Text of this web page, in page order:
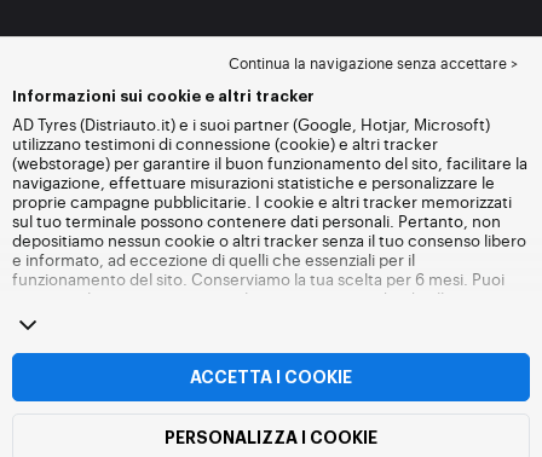
Continua la navigazione senza accettare >
Informazioni sui cookie e altri tracker
AD Tyres (Distriauto.it) e i suoi partner (Google, Hotjar, Microsoft)
utilizzano testimoni di connessione (cookie) e altri tracker
(webstorage) per garantire il buon funzionamento del sito, facilitare la
navigazione, effettuare misurazioni statistiche e personalizzare le
proprie campagne pubblicitarie. I cookie e altri tracker memorizzati
sul tuo terminale possono contenere dati personali. Pertanto, non
depositiamo nessun cookie o altri tracker senza il tuo consenso libero
e informato, ad eccezione di quelli che essenziali per il
funzionamento del sito. Conserviamo la tua scelta per 6 mesi. Puoi
revocare il tuo consenso in qualsiasi momento andando alla
dei cookie e altri tracker
senza accettare il deposito di cookie o altri tracker. Il rifiuto non
impedisce l'accesso ai servizi Distriauto.it. Per maggiori informazioni,
altri tracker .
ACCETTA I COOKIE
PERSONALIZZA I COOKIE